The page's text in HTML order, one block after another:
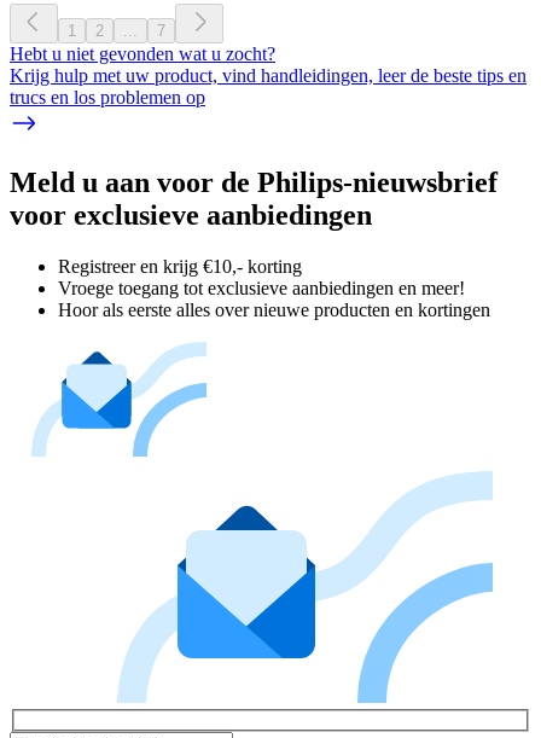
1 2 ... 7
Hebt u niet gevonden wat u zocht?
Krijg hulp met uw product, vind handleidingen, leer de beste tips en
trucs en los problemen op
Meld u aan voor de Philips-nieuwsbrief
voor exclusieve aanbiedingen
Registreer en krijg €10,- korting
Vroege toegang tot exclusieve aanbiedingen en meer!
Hoor als eerste alles over nieuwe producten en kortingen